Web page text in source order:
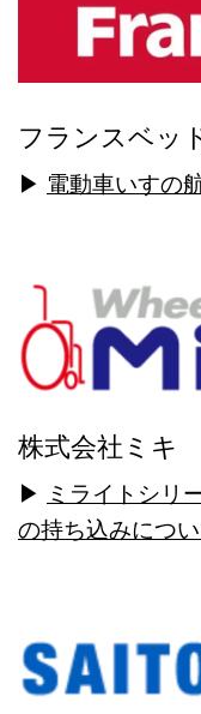
フランスベッ
▶ 電動車いすの
株式会社ミキ
▶
ミライトシリ
の持ち込みにつ